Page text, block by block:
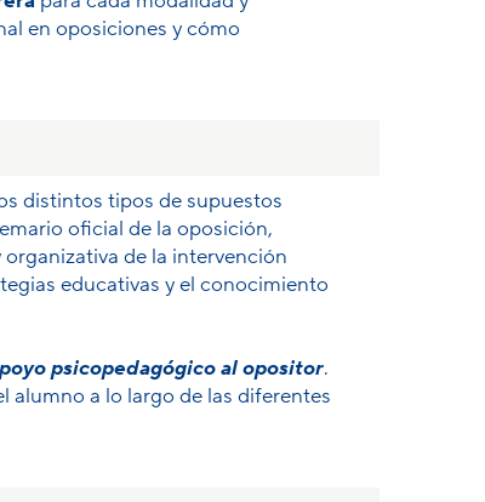
en oposiciones y cómo
distintos tipos de supuestos
oficial de la oposición,
de la intervención
educativas y el conocimiento
psicopedagógico al opositor.
a lo largo de las diferentes